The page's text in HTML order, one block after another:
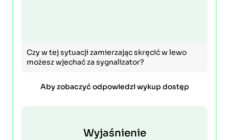
Czy w tej sytuacji zamierzając skręcić w lewo
możesz wjechać za sygnalizator?
Aby zobaczyć odpowiedzi wykup dostęp
Wyjaśnienie